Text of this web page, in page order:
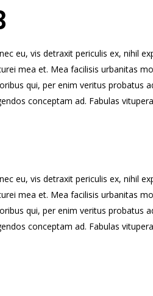
eu, vis detraxit periculis ex, nihil
mea et. Mea facilisis urbanitas
qui, per enim veritus probatus
conceptam ad. Fabulas
eu, vis detraxit periculis ex, nihil
mea et. Mea facilisis urbanitas
qui, per enim veritus probatus
conceptam ad. Fabulas